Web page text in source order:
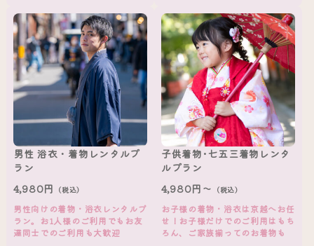
男性 浴衣・着物レンタルプ
ラン
4,980円 （税込）
男性向けの着物・浴衣レンタルプ
ラン。お1人様のご利用でもお友
達同士でのご利用も大歓迎
子供着物･七五三着物レンタ
ルプラン
4,980円～ （税込）
お子様の着物・浴衣は京越へお任
せ！お子様だけでのご利用はもち
ろん、ご家族揃ってのお着物も